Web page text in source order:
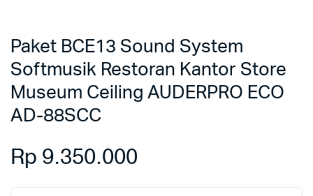
Paket BCE13 Sound System
Softmusik Restoran Kantor Store
Museum Ceiling AUDERPRO ECO
AD-88SCC
Rp 9.350.000